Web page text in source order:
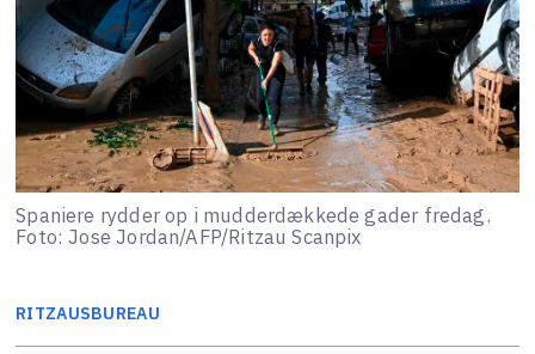
Spaniere rydder op i mudderdækkede gader fredag.
Foto: Jose Jordan/AFP/Ritzau Scanpix
RITZAUSBUREAU